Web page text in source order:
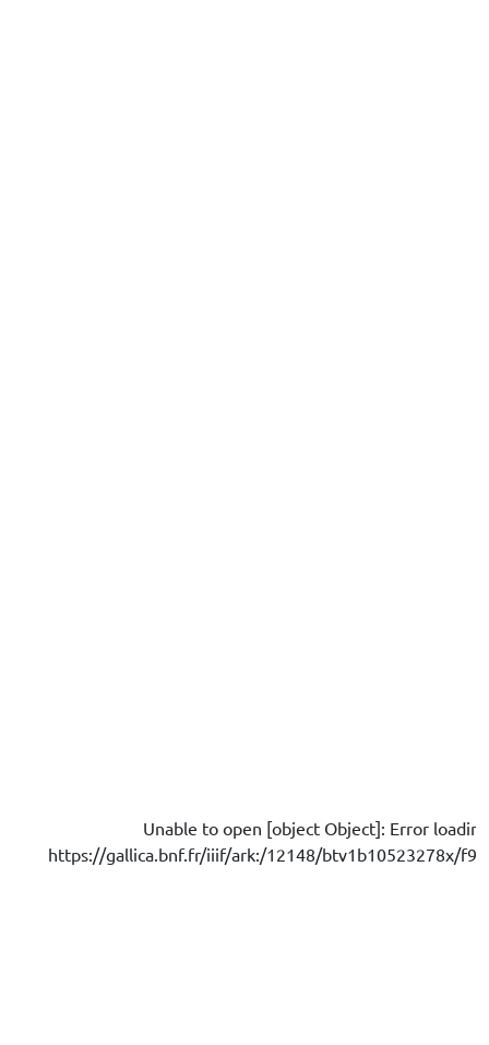
Unable to open [object Object]: Error
https://gallica.bnf.fr/iiif/ark:/12148/btv1b10523278x/